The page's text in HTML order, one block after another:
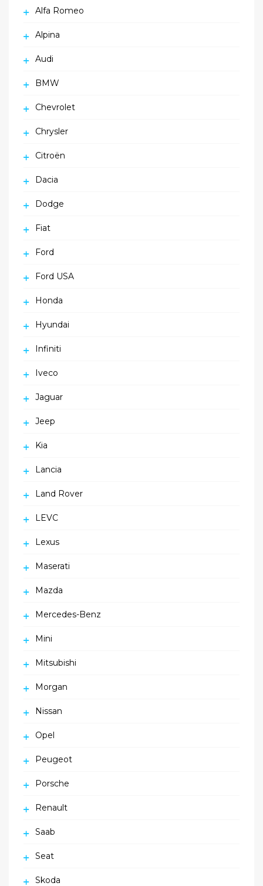
Alfa Romeo
Alpina
Audi
BMW
Chevrolet
Chrysler
Citroën
Dacia
Dodge
Fiat
Ford
Ford USA
Honda
Hyundai
Infiniti
Iveco
Jaguar
Jeep
Kia
Lancia
Land Rover
LEVC
Lexus
Maserati
Mazda
Mercedes-Benz
Mini
Mitsubishi
Morgan
Nissan
Opel
Peugeot
Porsche
Renault
Saab
Seat
Skoda